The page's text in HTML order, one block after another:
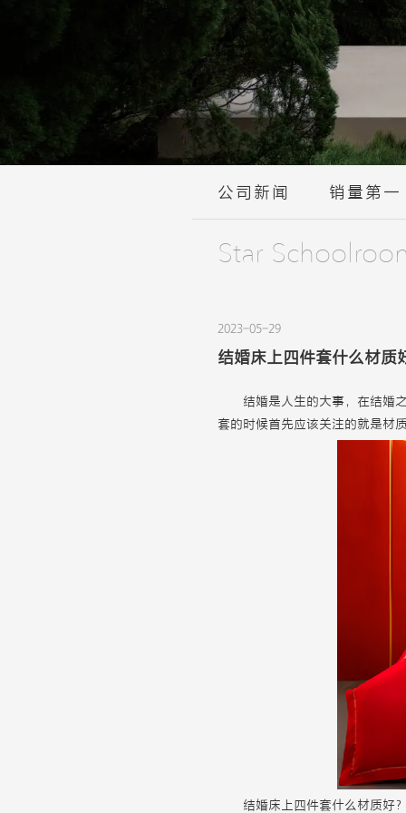
公司新闻 销量第一
Star
2023-05-29
结婚床上四件套什么材质
结婚是人生的大事，在结婚
套的时候首先应该关注的就是材
结婚床上四件套什么材质好